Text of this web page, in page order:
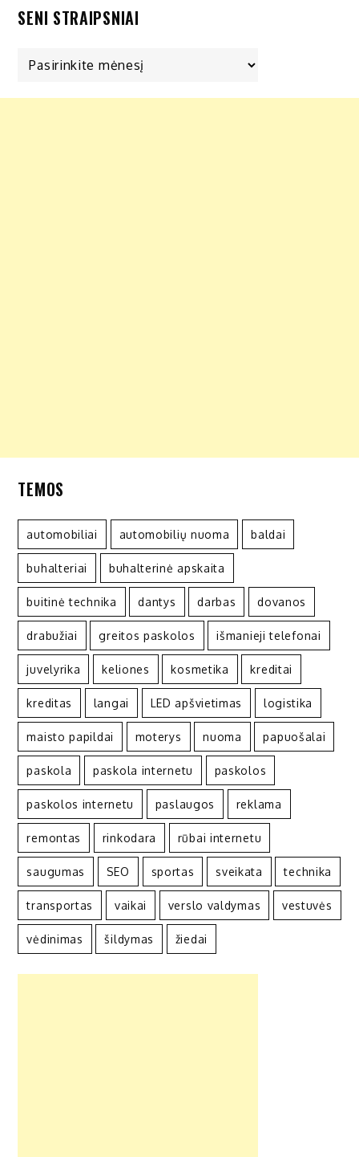
SENI STRAIPSNIAI
TEMOS
automobiliai automobilių nuoma baldai
buhalteriai buhalterinė apskaita
buitinė technika dantys darbas dovanos
drabužiai greitos paskolos išmanieji telefonai
juvelyrika keliones kosmetika kreditai
kreditas langai LED apšvietimas logistika
maisto papildai moterys nuoma papuošalai
paskola paskola internetu paskolos
paskolos internetu paslaugos reklama
remontas rinkodara rūbai internetu
saugumas SEO sportas sveikata technika
transportas vaikai verslo valdymas vestuvės
vėdinimas šildymas žiedai